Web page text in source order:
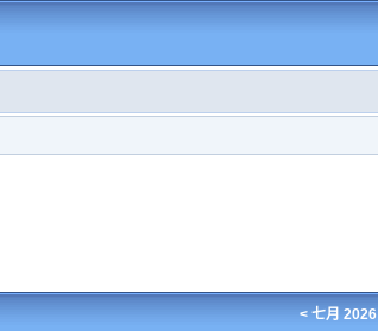
<七月 2026